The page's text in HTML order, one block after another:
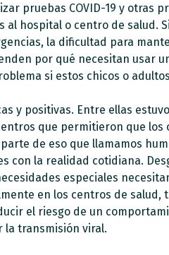
pruebas COVID-19 y
hospital o centro de salud.
la dificultad para
por qué necesitan usar
si estos chicos o
y positivas. Entre ellas
que permitieron que
de eso que llamamos
con la realidad cotidiana.
especiales
en los centros de
el riesgo de un
transmisión viral.